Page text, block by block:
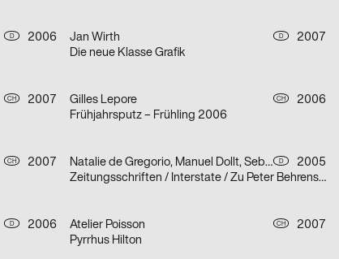
D
2006
Jan Wirth D
2007
Die neue Klasse Grafik
CH
2007
Gilles Lepore CH
2006
Frühjahrsputz – Frühling 2006
CH
2007
Natalie de Gregorio, Manuel Dollt, Sebastian Fischer, Philipp Hubert, Tina Pachner D
2005
Zeitungsschriften / Interstate / Zu Peter Behrens / Dialog über Schrift und Typografie / Herbert Bayer und das Bauhaus
D
2006
Atelier Poisson CH
2007
Pyrrhus Hilton